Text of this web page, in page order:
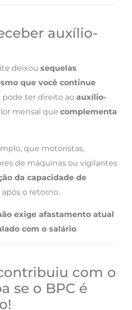
auxílio-
deixou sequelas
que você continue
pode ter direito ao auxílio-
mensal que complementa
que motoristas,
de máquinas ou vigilantes
da capacidade de
o retorno.
exige afastamento atual
com o salário.
com o
se o BPC é